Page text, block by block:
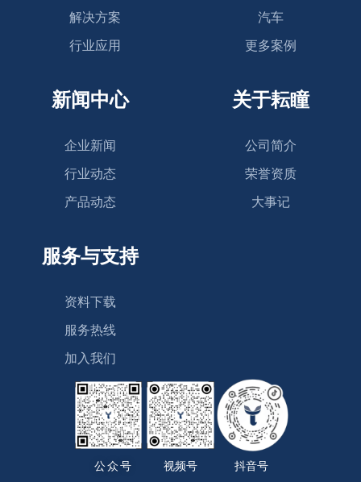
解决方案
行业应用
汽车
更多案例
新闻中心
企业新闻
行业动态
产品动态
关于耘瞳
公司简介
荣誉资质
大事记
服务与支持
资料下载
服务热线
加入我们
公众号 视频号 抖音号